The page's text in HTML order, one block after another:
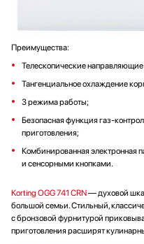
Преимущества:
Телескопические
Тангенциальное охлаждение
3 режима работы;
Безопасная функция газ-
приготовления;
Комбинированная электронная
и сенсорными кнопками.
Korting OGG 741 CRN— духовой
большой семьи. Стильный,
с бронзовой фурнитурой
приготовления расширят